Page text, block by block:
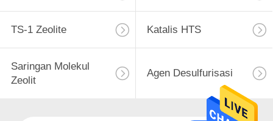
TS-1 Zeolite Katalis HTS
Saringan Molekul
Zeolit
Agen Desulfurisasi